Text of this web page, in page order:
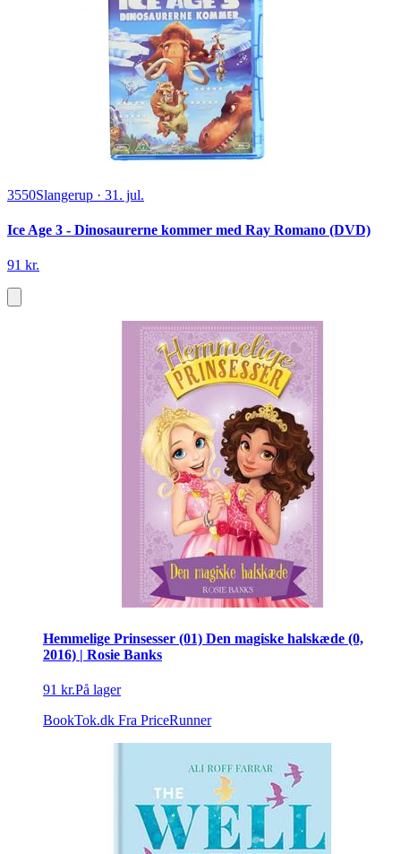
3550Slangerup · 31. jul.
Ice Age 3 - Dinosaurerne kommer med Ray Romano (DVD)
91 kr.
Hemmelige Prinsesser (01) Den magiske halskæde (0,
2016) | Rosie Banks
91 kr.På lager
BookTok.dk Fra PriceRunner